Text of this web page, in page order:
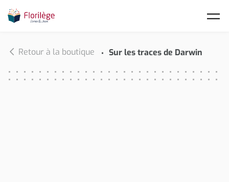
Retour à la boutique Sur les traces de Darwin